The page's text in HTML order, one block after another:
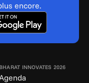
encore.
BHARAT INNOVATES 2026